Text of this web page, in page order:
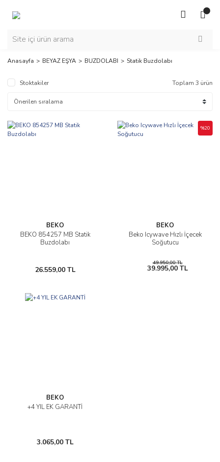
Anasayfa BEYAZ EŞYA BUZDOLABI Statik Buzdolabı
Stoktakiler Toplam 3 ürün
BEKO
BEKO 854257 MB Statik
Buzdolabı
26.559,00 TL
BEKO
Beko Icywave Hızlı İçecek
Soğutucu
%20
49.950,00 TL
39.995,00 TL
BEKO
+4 YIL EK GARANTİ
3.065,00 TL